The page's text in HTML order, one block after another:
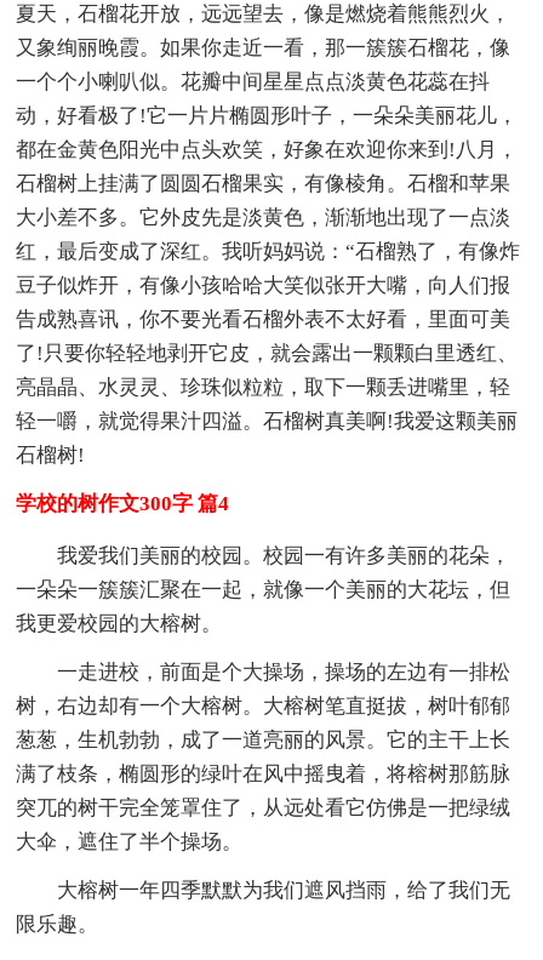
夏天，石榴花开放，远远望去，像是燃烧着熊熊烈火，
又象绚丽晚霞。如果你走近一看，那一簇簇石榴花，像
一个个小喇叭似。花瓣中间星星点点淡黄色花蕊在抖
动，好看极了!它一片片椭圆形叶子，一朵朵美丽花儿，
都在金黄色阳光中点头欢笑，好象在欢迎你来到!八月，
石榴树上挂满了圆圆石榴果实，有像棱角。石榴和苹果
大小差不多。它外皮先是淡黄色，渐渐地出现了一点淡
红，最后变成了深红。我听妈妈说：“石榴熟了，有像炸
豆子似炸开，有像小孩哈哈大笑似张开大嘴，向人们报
告成熟喜讯，你不要光看石榴外表不太好看，里面可美
了!只要你轻轻地剥开它皮，就会露出一颗颗白里透红、
亮晶晶、水灵灵、珍珠似粒粒，取下一颗丢进嘴里，轻
轻一嚼，就觉得果汁四溢。石榴树真美啊!我爱这颗美丽
石榴树!
学校的树作文300字 篇4
我爱我们美丽的校园。校园一有许多美丽的花朵，
一朵朵一簇簇汇聚在一起，就像一个美丽的大花坛，但
我更爱校园的大榕树。
一走进校，前面是个大操场，操场的左边有一排松
树，右边却有一个大榕树。大榕树笔直挺拔，树叶郁郁
葱葱，生机勃勃，成了一道亮丽的风景。它的主干上长
满了枝条，椭圆形的绿叶在风中摇曳着，将榕树那筋脉
突兀的树干完全笼罩住了，从远处看它仿佛是一把绿绒
大伞，遮住了半个操场。
大榕树一年四季默默为我们遮风挡雨，给了我们无
限乐趣。